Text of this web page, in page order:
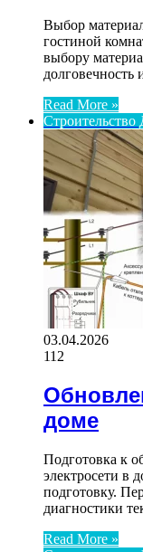
Выбор
гостиной
выбору
Read More »
Строительство
03.04.2026
112
доме
Подготовка к
электросети в
подготовку.
диагностики
Read More »